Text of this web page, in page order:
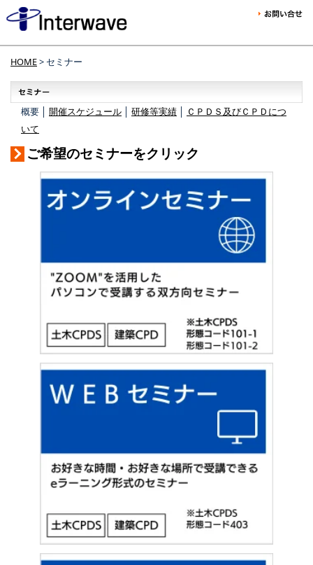
HOME> セミナー
概要 │ 開催スケジュール 研修等実績
ＣＰＤＳ及びＣＰＤにつ
いて
ご希望のセミナーをクリック